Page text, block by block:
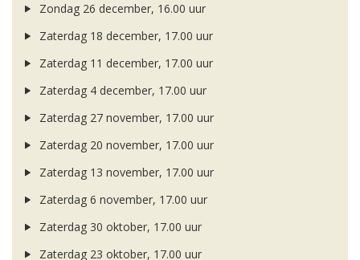
Zondag 26 december, 16.00 uur
Zaterdag 18 december, 17.00 uur
Zaterdag 11 december, 17.00 uur
Zaterdag 4 december, 17.00 uur
Zaterdag 27 november, 17.00 uur
Zaterdag 20 november, 17.00 uur
Zaterdag 13 november, 17.00 uur
Zaterdag 6 november, 17.00 uur
Zaterdag 30 oktober, 17.00 uur
Zaterdag 23 oktober, 17.00 uur